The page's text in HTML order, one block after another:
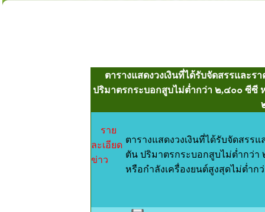
ตารางแสดงวงเงินที่ได้รับจัดสรรและ
ปริมาตรกระบอกสูบไม่ต่ำกว่า ๒,๔๐๐ ซีซี
ราย
ละเอียด
ข่าว
ตารางแสดงวงเงินที่ได้รับจัดสรร
ตัน ปริมาตรกระบอกสูบไม่ต่ำกว่า
หรือกำลังเครื่องยนต์สูงสุดไม่ต่ำ